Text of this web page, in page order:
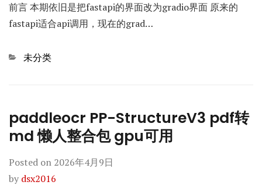
前言 本期依旧是把fastapi的界面改为gradio界面 原来的
fastapi适合api调用，现在的grad…
Categories
未分类
paddleocr PP-StructureV3 pdf转
md 懒人整合包 gpu可用
Posted on 2026年4月9日
by dsx2016